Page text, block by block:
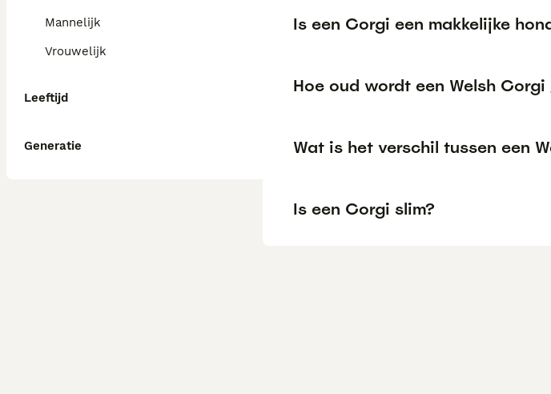
Mannelijk
Vrouwelijk
Leeftijd
Generatie
Is een Corgi een makkelijke
Hoe oud wordt een Welsh
Wat is het verschil tussen een
Is een Corgi slim?